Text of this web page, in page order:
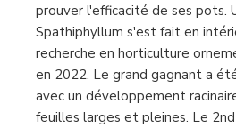
prouver l'efficacité de ses pots.
Spathiphyllum s'est fait en
recherche en horticulture
en 2022. Le grand gagnant a
avec un développement
feuilles larges et pleines. Le